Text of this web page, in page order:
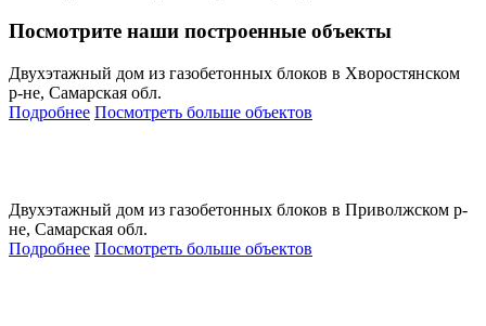
Посмотрите наши построенные объекты
Двухэтажный дом из газобетонных блоков в Хворостянском
р-не, Самарская обл.
Подробнее Посмотреть больше объектов
Двухэтажный дом из газобетонных блоков в Приволжском р-
не, Самарская обл.
Подробнее Посмотреть больше объектов